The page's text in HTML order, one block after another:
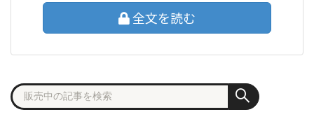
全文を読む